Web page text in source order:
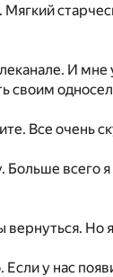
И
своим
Все очень
всего
у нас